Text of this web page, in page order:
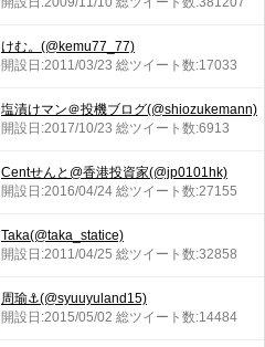
けむ。(@kemu77_77)
開設日:2011/03/23 総ツイート数:17033
塩漬けマン＠投機ブログ(@shiozukemann)
開設日:2017/10/23 総ツイート数:6913
Centせんと@香港投資家(@jp0101hk)
開設日:2016/04/24 総ツイート数:27155
Taka(@taka_statice)
開設日:2011/04/25 総ツイート数:32858
周瑜⚓(@syuuyuland15)
開設日:2015/05/02 総ツイート数:14484